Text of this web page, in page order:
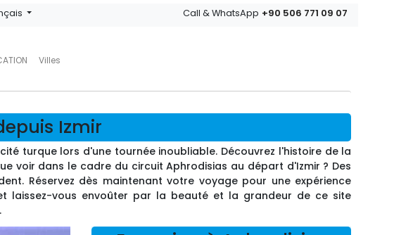
Villes
Call & WhatsApp +90 506 771 09 07
Izmir
turque lors d'une tournée inoubliable. Découvrez l'histoire de la
voir dans le cadre du circuit Aphrodisias au départ d'Izmir ? Des
Réservez dès maintenant votre voyage pour une expérience
laissez-vous envoûter par la beauté et la grandeur de ce site